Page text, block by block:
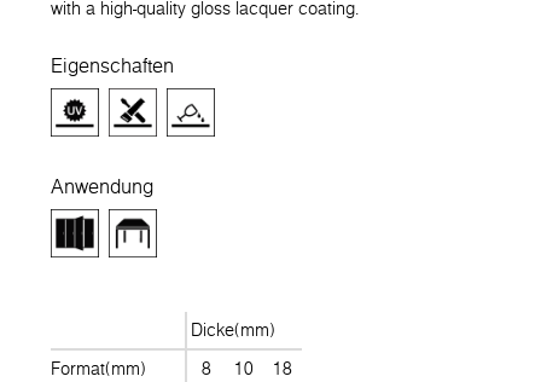
with a high-quality gloss lacquer coating.
Eigenschaften
Anwendung
Dicke(mm)
Format(mm)
8 10
18